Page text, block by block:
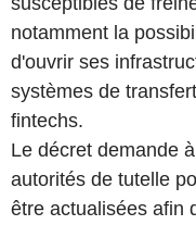
notamment la
d'ouvrir ses
systèmes de
fintechs.
Le décret demande
autorités de tutelle
être actualisées afin